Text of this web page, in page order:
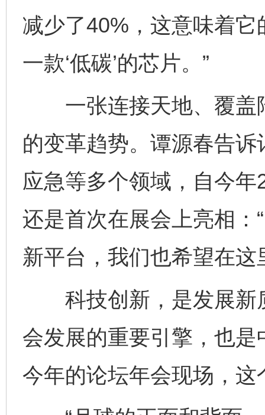
减少了40%，这意味着
一款‘低碳’的芯片。”
一张连接天地、覆盖
的变革趋势。谭源春告
应急等多个领域，自今
还是首次在展会上亮相：
新平台，我们也希望在
科技创新，是发展新
会发展的重要引擎，也
今年的论坛年会现场，